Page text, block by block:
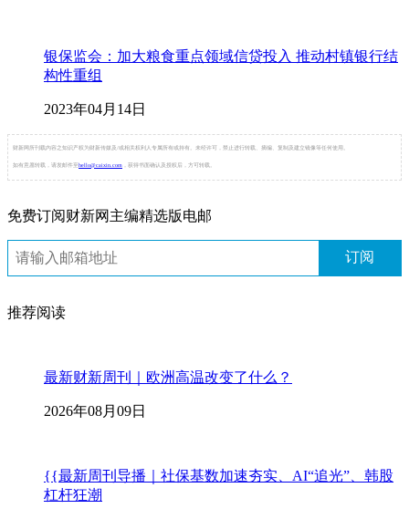
银保监会：加大粮食重点领域信贷投入 推动村镇银行结
构性重组
2023年04月14日
财新网所刊载内容之知识产权为财新传媒及/或相关权利人专属所有或持有。未经许可，禁止进行转载、摘编、复制及建立镜像等任何使用。
如有意愿转载，请发邮件至 hello@caixin.com ，获得书面确认及授权后，方可转载。
免费订阅财新网主编精选版电邮
订阅
推荐阅读
最新财新周刊｜欧洲高温改变了什么？
2026年08月09日
{{最新周刊导播｜社保基数加速夯实、AI“追光”、韩股
杠杆狂潮